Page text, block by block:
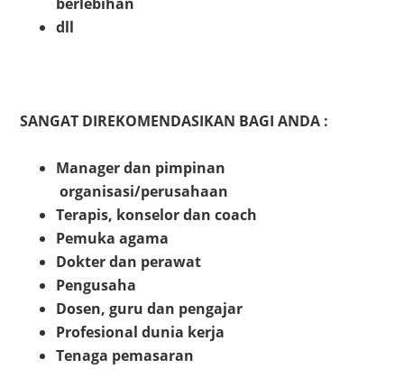
dll
SANGAT DIREKOMENDASIKAN BAGI ANDA :
Manager dan pimpinan
organisasi/perusahaan
Terapis, konselor dan coach
Pemuka agama
Dokter dan perawat
Pengusaha
Dosen, guru dan pengajar
Profesional dunia kerja
Tenaga pemasaran